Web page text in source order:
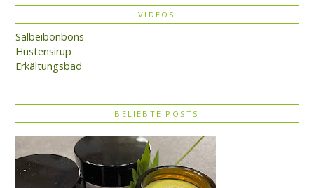
VIDEOS
Salbeibonbons
Hustensirup
Erkältungsbad
BELIEBTE POSTS